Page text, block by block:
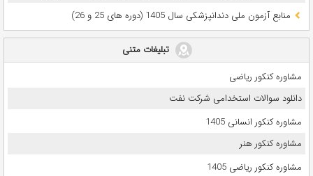
ﻣﻨﺎﺑﻊ آزﻣﻮن ﻣﻠﯽ دندانپزشکی سال 1405 (دوره های 25 و 26)
تبلیغات متنی
مشاوره کنکور ریاضی
دانلود سوالات استخدامی شرکت نفت
مشاوره کنکور انسانی 1405
مشاوره کنکور هنر
مشاوره کنکور ریاضی 1405